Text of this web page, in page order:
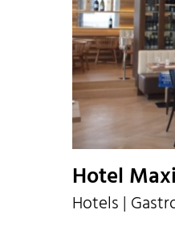
Hotel
Hotels |